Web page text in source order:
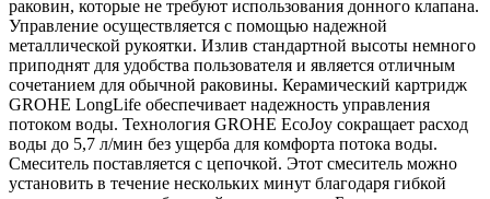
раковин, которые не требуют использования донного клапана.
Управление осуществляется с помощью надежной
металлической рукоятки. Излив стандартной высоты немного
приподнят для удобства пользователя и является отличным
сочетанием для обычной раковины. Керамический картридж
GROHE LongLife обеспечивает надежность управления
потоком воды. Технология GROHE EcoJoy сокращает расход
воды до 5,7 л/мин без ущерба для комфорта потока воды.
Смеситель поставляется с цепочкой. Этот смеситель можно
установить в течение нескольких минут благодаря гибкой